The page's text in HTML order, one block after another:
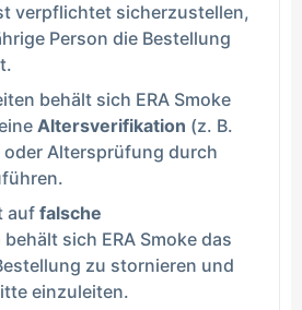
verpflichtet sicherzustellen,
Person die Bestellung
behält sich ERA Smoke
Altersverifikation (z. B.
oder Altersprüfung durch
auffalsche
behält sich ERA Smoke das
zu stornieren und
einzuleiten.